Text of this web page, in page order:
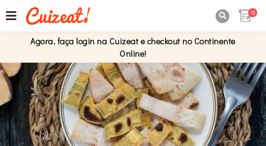
0
Agora, faça login na Cuizeat e checkout no Continente
Online!